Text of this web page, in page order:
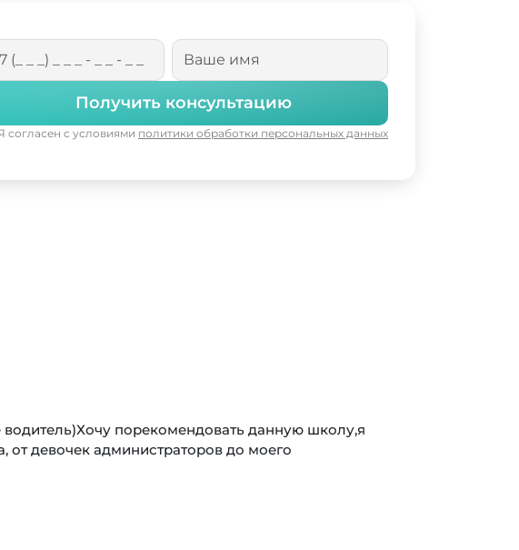
Получить консультацию
согласен с условиями политики обработки персональных данных
автошколы! Выездной менеджер был на высоте: приехал к нам
гладко и быстро. Инструктор по вождению оказался
и уверенности за рулем. Расположение автошколы удобное -